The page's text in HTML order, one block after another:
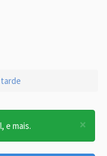
×
e mais.